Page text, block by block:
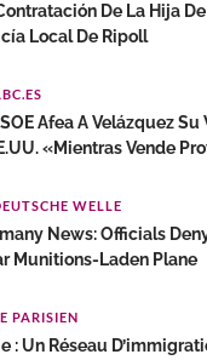
De La Hija
Local De Ripoll
Afea A Velázquez
«mientras Vende
WELLE
News: Officials
Munitions-Laden Plane
PARISIEN
: Un Réseau